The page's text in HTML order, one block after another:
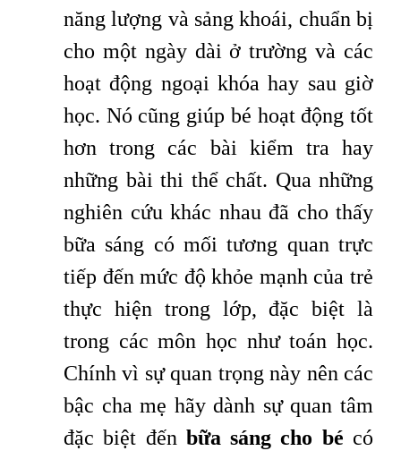
năng lượng và sảng khoái, chuẩn bị
cho một ngày dài ở trường và các
hoạt động ngoại khóa hay sau giờ
học. Nó cũng giúp bé hoạt động tốt
hơn trong các bài kiểm tra hay
những bài thi thể chất. Qua những
nghiên cứu khác nhau đã cho thấy
bữa sáng có mối tương quan trực
tiếp đến mức độ khỏe mạnh của trẻ
thực hiện trong lớp, đặc biệt là
trong các môn học như toán học.
Chính vì sự quan trọng này nên các
bậc cha mẹ hãy dành sự quan tâm
đặc biệt đến bữa sáng cho bé có